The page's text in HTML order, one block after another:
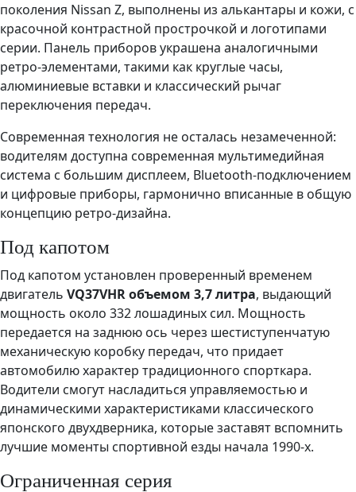
поколения Nissan Z, выполнены из алькантары и кожи, с
красочной контрастной прострочкой и логотипами
серии. Панель приборов украшена аналогичными
ретро-элементами, такими как круглые часы,
алюминиевые вставки и классический рычаг
переключения передач.
Современная технология не осталась незамеченной:
водителям доступна современная мультимедийная
система с большим дисплеем, Bluetooth-подключением
и цифровые приборы, гармонично вписанные в общую
концепцию ретро-дизайна.
Под капотом
Под капотом установлен проверенный временем
двигатель VQ37VHR объемом 3,7 литра, выдающий
мощность около 332 лошадиных сил. Мощность
передается на заднюю ось через шестиступенчатую
механическую коробку передач, что придает
автомобилю характер традиционного спорткара.
Водители смогут насладиться управляемостью и
динамическими характеристиками классического
японского двухдверника, которые заставят вспомнить
лучшие моменты спортивной езды начала 1990-х.
Ограниченная серия